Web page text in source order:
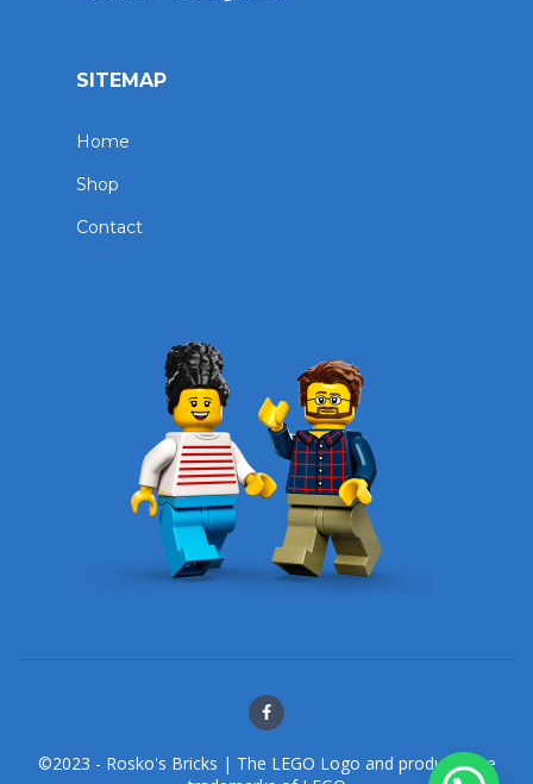
SITEMAP
Home
Shop
Contact
©2023 - Rosko's Bricks | The LEGO Logo and products are